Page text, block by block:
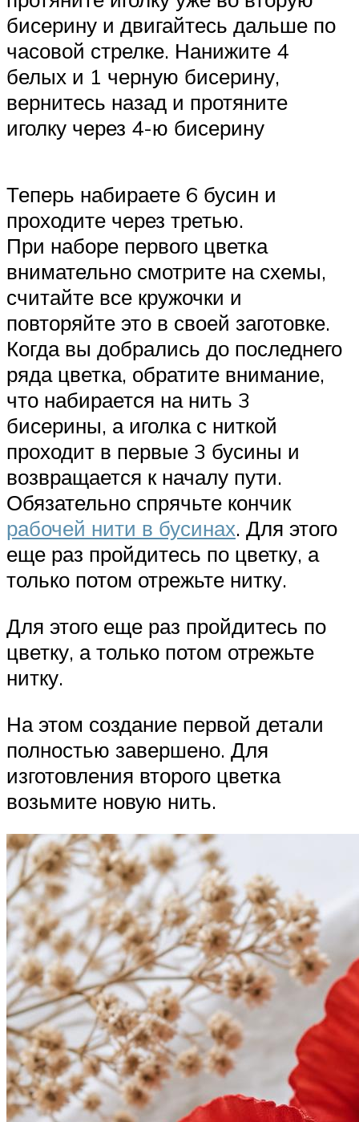
бисерину и двигайтесь дальше по
часовой стрелке. Нанижите 4
белых и 1 черную бисерину,
вернитесь назад и протяните
иголку через 4-ю бисерину
Теперь набираете 6 бусин и
проходите через третью.
При наборе первого цветка
внимательно смотрите на схемы,
считайте все кружочки и
повторяйте это в своей заготовке.
Когда вы добрались до последнего
ряда цветка, обратите внимание,
что набирается на нить 3
бисерины, а иголка с ниткой
проходит в первые 3 бусины и
возвращается к началу пути.
Обязательно спрячьте кончик
рабочей нити в бусинах. Для этого
еще раз пройдитесь по цветку, а
только потом отрежьте нитку.
Для этого еще раз пройдитесь по
цветку, а только потом отрежьте
нитку.
На этом создание первой детали
полностью завершено. Для
изготовления второго цветка
возьмите новую нить.